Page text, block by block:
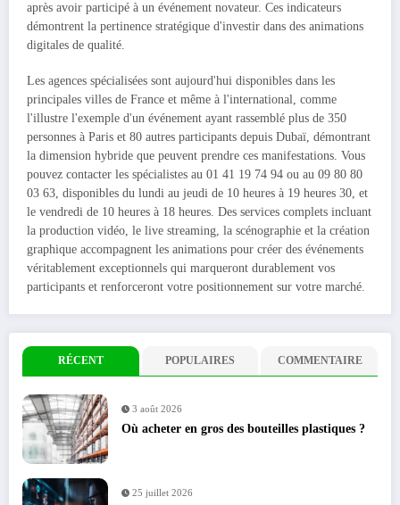
après avoir participé à un événement novateur. Ces indicateurs
démontrent la pertinence stratégique d'investir dans des animations
digitales de qualité.
Les agences spécialisées sont aujourd'hui disponibles dans les
principales villes de France et même à l'international, comme
l'illustre l'exemple d'un événement ayant rassemblé plus de 350
personnes à Paris et 80 autres participants depuis Dubaï, démontrant
la dimension hybride que peuvent prendre ces manifestations. Vous
pouvez contacter les spécialistes au 01 41 19 74 94 ou au 09 80 80
03 63, disponibles du lundi au jeudi de 10 heures à 19 heures 30, et
le vendredi de 10 heures à 18 heures. Des services complets incluant
la production vidéo, le live streaming, la scénographie et la création
graphique accompagnent les animations pour créer des événements
véritablement exceptionnels qui marqueront durablement vos
participants et renforceront votre positionnement sur votre marché.
RÉCENT POPULAIRES COMMENTAIRE
3 août 2026
Où acheter en gros des bouteilles plastiques ?
25 juillet 2026